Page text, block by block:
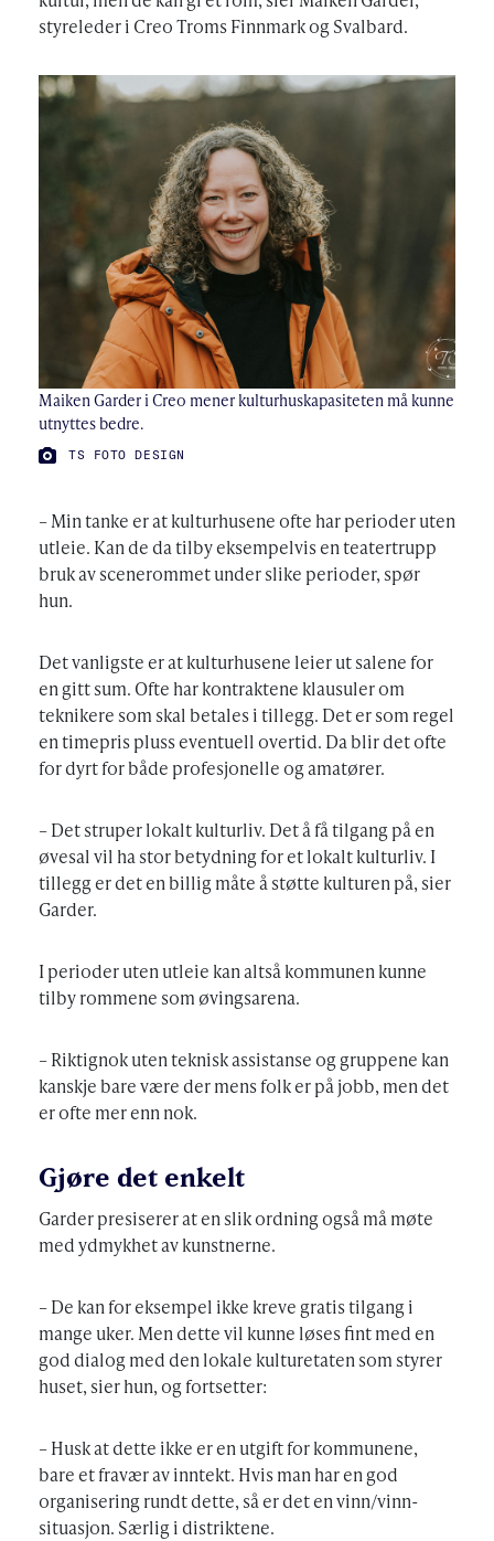
styreleder i Creo Troms Finnmark og Svalbard.
Maiken Garder i Creo mener kulturhuskapasiteten må kunne
utnyttes bedre.
FOTO:
TS FOTO DESIGN
– Min tanke er at kulturhusene ofte har perioder uten
utleie. Kan de da tilby eksempelvis en teatertrupp
bruk av scenerommet under slike perioder, spør
hun.
Det vanligste er at kulturhusene leier ut salene for
en gitt sum. Ofte har kontraktene klausuler om
teknikere som skal betales i tillegg. Det er som regel
en timepris pluss eventuell overtid. Da blir det ofte
for dyrt for både profesjonelle og amatører.
– Det struper lokalt kulturliv. Det å få tilgang på en
øvesal vil ha stor betydning for et lokalt kulturliv. I
tillegg er det en billig måte å støtte kulturen på, sier
Garder.
I perioder uten utleie kan altså kommunen kunne
tilby rommene som øvingsarena.
– Riktignok uten teknisk assistanse og gruppene kan
kanskje bare være der mens folk er på jobb, men det
er ofte mer enn nok.
Gjøre det enkelt
Garder presiserer at en slik ordning også må møte
med ydmykhet av kunstnerne.
– De kan for eksempel ikke kreve gratis tilgang i
mange uker. Men dette vil kunne løses fint med en
god dialog med den lokale kulturetaten som styrer
huset, sier hun, og fortsetter:
– Husk at dette ikke er en utgift for kommunene,
bare et fravær av inntekt. Hvis man har en god
organisering rundt dette, så er det en vinn/vinn-
situasjon. Særlig i distriktene.